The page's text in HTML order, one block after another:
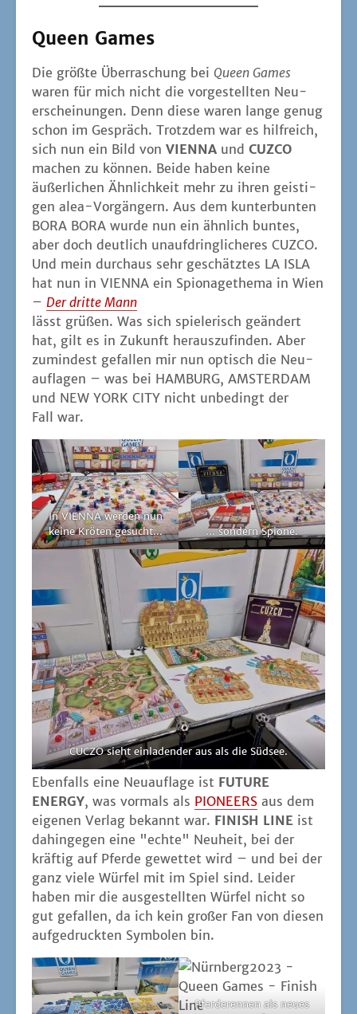
Queen Games
Die größ­te Über­ra­schung bei Queen Games
waren für mich nicht die vor­ge­stell­ten Neu­
erschei­nun­gen. Denn die­se waren lan­ge genug
schon im Gespräch. Trotz­dem war es hilf­reich,
sich nun ein Bild von VIENNA und CUZCO
machen zu kön­nen. Bei­de haben kei­ne
äußer­li­chen Ähn­lich­keit mehr zu ihren geis­ti­
gen alea-Vor­gän­gern. Aus dem kun­ter­bun­ten
BORA BORA wur­de nun ein ähn­lich bun­tes,
aber doch deut­lich unauf­dring­li­che­res CUZCO.
Und mein durch­aus sehr geschätz­tes LA ISLA
hat nun in VIENNA ein Spio­na­ge­the­ma in Wien
– Der drit­te Mann
lässt grü­ßen. Was sich spie­le­risch geän­dert
hat, gilt es in Zukunft her­aus­zu­fin­den. Aber
zumin­dest gefal­len mir nun optisch die Neu­
auf­la­gen – was bei HAMBURG, AMSTERDAM
und NEW YORK CITY nicht unbe­dingt der
Fall war.
In VIENNA wer­den nun
kei­ne Krö­ten gesucht...
... son­dern Spione.
CUCZO sieht ein­la­den­der aus als die Südsee.
Eben­falls eine Neu­auf­la­ge ist FUTURE
ENERGY, was vor­mals als PIONEERS aus dem
eige­nen Ver­lag bekannt war. FINISH LINE ist
dahin­ge­gen eine "ech­te" Neu­heit, bei der
kräf­tig auf Pfer­de gewet­tet wird – und bei der
ganz vie­le Wür­fel mit im Spiel sind. Lei­der
haben mir die aus­ge­stell­ten Wür­fel nicht so
gut gefal­len, da ich kein gro­ßer Fan von die­sen
auf­ge­druck­ten Sym­bo­len bin.
Pfer­de­ren­nen als neu­es